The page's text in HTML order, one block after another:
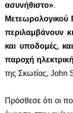
ασυνήθιστο»
Μετεωρολογικού
περιλαμβάνουν
και υποδομές,
παροχή
της Σκωτίας, John
Πρόσθεσε ότι οι